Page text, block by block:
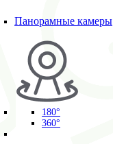
Панорамные камеры
180°
360°